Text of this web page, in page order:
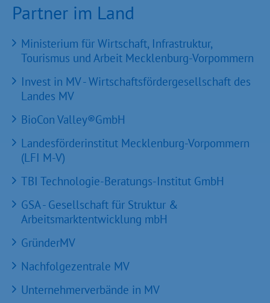
Partner im Land
Ministerium für Wirtschaft, Infrastruktur,
Tourismus und Arbeit Mecklenburg-Vorpommern
Invest in MV - Wirtschaftsfördergesellschaft des
Landes MV
BioCon Valley®GmbH
Landesförderinstitut Mecklenburg-Vorpommern
(LFI M-V)
TBI Technologie-Beratungs-Institut GmbH
GSA - Gesellschaft für Struktur &
Arbeitsmarktentwicklung mbH
GründerMV
Nachfolgezentrale MV
Unternehmerverbände in MV